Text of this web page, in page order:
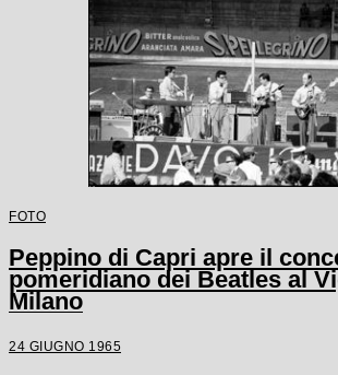
FOTO
Peppino di Capri apre il
pomeridiano dei Beatles al
Milano
24 GIUGNO 1965